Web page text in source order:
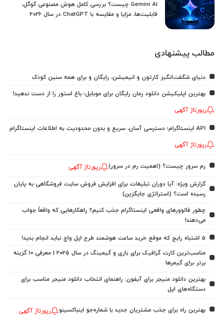
Gemini AI چیست؟ بررسی کامل هوش مصنوعی گوگل،
قابلیت‌ها، مزایا و مقایسه با ChatGPT در سال ۲۰۲۶
مطالب پیشنهادی
دنیای شگفت‌انگیز کارتون و انیمیشن، رایگان و برای همه سنین کودک
بهترین اپلیکیشن دانلود رمان رایگان برای موبایل؛ باغ استور را از دست ندهید!
رپورتاژ آگهی
API اینستاگرام؛ دسترسی آسان، سریع و بدون محدودیت به اطلاعات اینستاگرام
رپورتاژ آگهی
رم سرور چیست؟ (اهمیت رم در سرور) رپورتاژ آگهی
گزارش ویژه: آیا دوران تبلیغات برای افزایش فروش سایت فروشگاهی به پایان
رسیده است؟ (استراتژی جایگزین)
چطور فالوورهای واقعی اینستاگرام جذب کنیم؟ راهکارهایی که واقعاً جواب
می‌دهند!
5 اشتباه رایج که موقع خرید ساعت هوشمند طرح اپل واچ نباید انجام بدید!
مناسب‌ترین کارت گرافیک برای بازی و گیمینگ در سال ۲۰۲۵ | معرفی ۱۰ گزینه
برتر برای گیمرها
بهترین دانلود منیجر برای آیفون: راهنمای انتخاب دانلود منیجر مناسب برای
دستگاه‌های اپل
بهترین راه برای جذب مشتریان جدید با شماره‌جو اینباکسینو رپورتاژ آگهی